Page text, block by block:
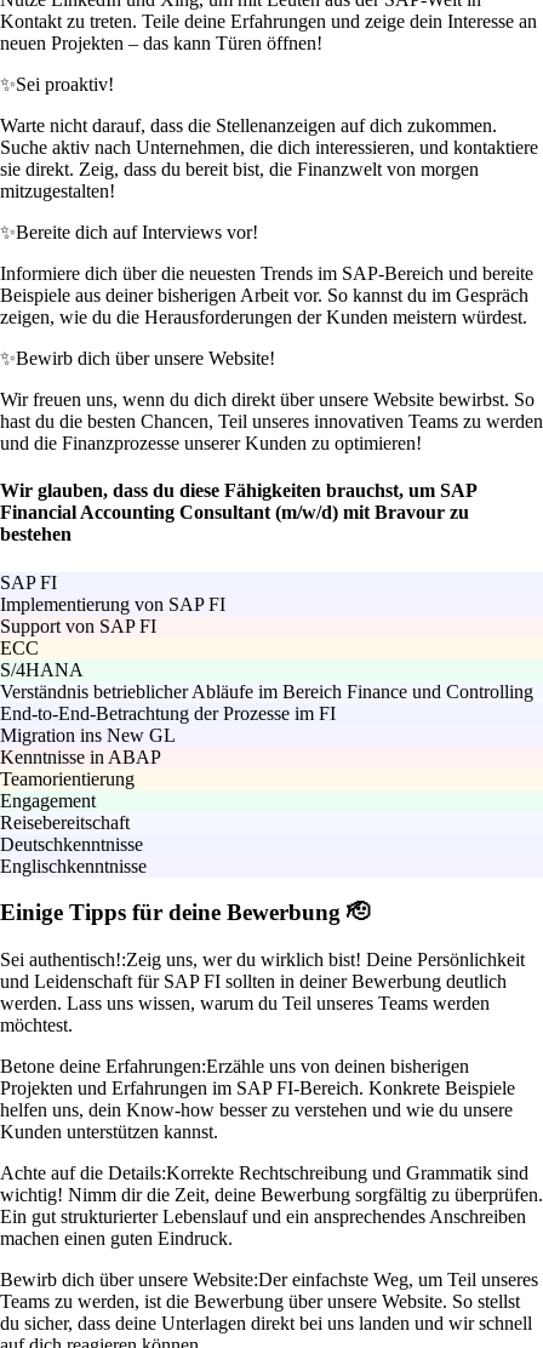
Kontakt zu treten. Teile deine Erfahrungen und zeige dein Interesse an
neuen Projekten – das kann Türen öffnen!
✨Sei proaktiv!
Warte nicht darauf, dass die Stellenanzeigen auf dich zukommen.
Suche aktiv nach Unternehmen, die dich interessieren, und kontaktiere
sie direkt. Zeig, dass du bereit bist, die Finanzwelt von morgen
mitzugestalten!
✨Bereite dich auf Interviews vor!
Informiere dich über die neuesten Trends im SAP-Bereich und bereite
Beispiele aus deiner bisherigen Arbeit vor. So kannst du im Gespräch
zeigen, wie du die Herausforderungen der Kunden meistern würdest.
✨Bewirb dich über unsere Website!
Wir freuen uns, wenn du dich direkt über unsere Website bewirbst. So
hast du die besten Chancen, Teil unseres innovativen Teams zu werden
und die Finanzprozesse unserer Kunden zu optimieren!
Wir glauben, dass du diese Fähigkeiten brauchst, um SAP
Financial Accounting Consultant (m/w/d) mit Bravour zu
bestehen
SAP FI
Implementierung von SAP FI
Support von SAP FI
ECC
S/4HANA
Verständnis betrieblicher Abläufe im Bereich Finance und Controlling
End-to-End-Betrachtung der Prozesse im FI
Migration ins New GL
Kenntnisse in ABAP
Teamorientierung
Engagement
Reisebereitschaft
Deutschkenntnisse
Englischkenntnisse
Einige Tipps für deine Bewerbung 🫡
Sei authentisch!:Zeig uns, wer du wirklich bist! Deine Persönlichkeit
und Leidenschaft für SAP FI sollten in deiner Bewerbung deutlich
werden. Lass uns wissen, warum du Teil unseres Teams werden
möchtest.
Betone deine Erfahrungen:Erzähle uns von deinen bisherigen
Projekten und Erfahrungen im SAP FI-Bereich. Konkrete Beispiele
helfen uns, dein Know-how besser zu verstehen und wie du unsere
Kunden unterstützen kannst.
Achte auf die Details:Korrekte Rechtschreibung und Grammatik sind
wichtig! Nimm dir die Zeit, deine Bewerbung sorgfältig zu überprüfen.
Ein gut strukturierter Lebenslauf und ein ansprechendes Anschreiben
machen einen guten Eindruck.
Bewirb dich über unsere Website:Der einfachste Weg, um Teil unseres
Teams zu werden, ist die Bewerbung über unsere Website. So stellst
du sicher, dass deine Unterlagen direkt bei uns landen und wir schnell